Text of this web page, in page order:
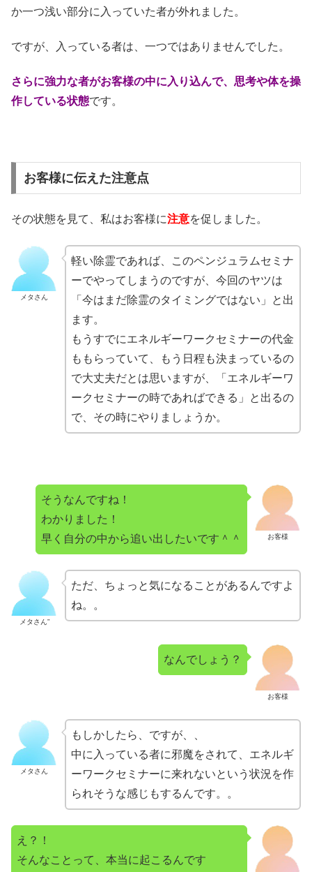
か一つ浅い部分に入っていた者が外れました。
ですが、入っている者は、一つではありませんでした。
さらに強力な者がお客様の中に入り込んで、思考や体を操
作している状態です。
お客様に伝えた注意点
その状態を見て、私はお客様に注意を促しました。
メタさん
軽い除霊であれば、このペンジュラムセミナ
ーでやってしまうのですが、今回のヤツは
「今はまだ除霊のタイミングではない」と出
ます。
もうすでにエネルギーワークセミナーの代金
ももらっていて、もう日程も決まっているの
で大丈夫だとは思いますが、「エネルギーワ
ークセミナーの時であればできる」と出るの
で、その時にやりましょうか。
お客様
そうなんですね！
わかりました！
早く自分の中から追い出したいです＾＾
メタさん”
ただ、ちょっと気になることがあるんですよ
ね。。
お客様
なんでしょう？
メタさん
もしかしたら、ですが、、
中に入っている者に邪魔をされて、エネルギ
ーワークセミナーに来れないという状況を作
られそうな感じもするんです。。
え？！
そんなことって、本当に起こるんです